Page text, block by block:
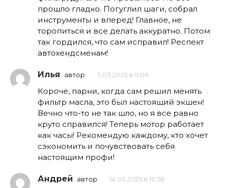
прошло гладко. Погуглил шаги, собрал
инструменты и вперед! Главное, не
торопиться и все делать аккуратно. Потом
так гордился, что сам исправил! Респект
автохендсменам!
Илья автор 11.03.2025 в 11:06
Короче, парни, когда сам решил менять
фильтр масла, это был настоящий экшен!
Вечно что-то не так шло, но я все равно
круто справился! Теперь мотор работает
как часы! Рекомендую каждому, кто хочет
сэкономить и почувствовать себя
настоящим профи!
Андрей автор 14.03.2025 в 16:58